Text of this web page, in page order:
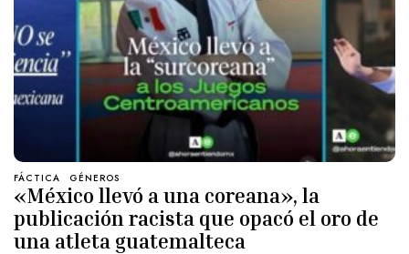
FÁCTICA GÉNEROS
«México llevó a una coreana», la
publicación racista que opacó el oro de
una atleta guatemalteca